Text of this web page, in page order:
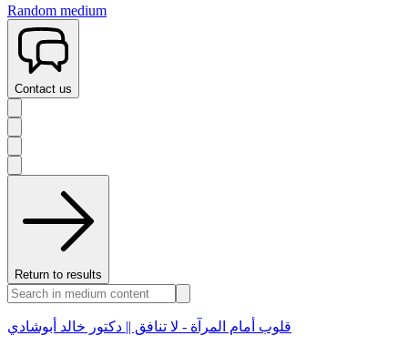
Random medium
Contact us
Return to results
قلوب أمام المرآة - لا تنافق || دكتور خالد أبوشادي